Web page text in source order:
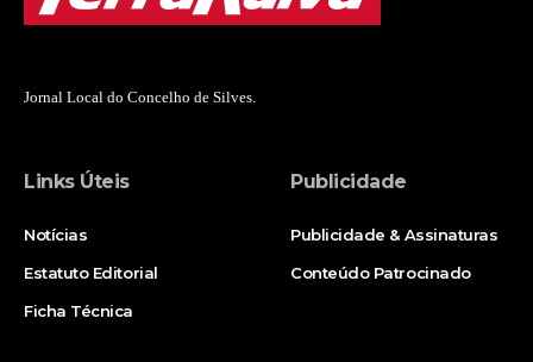
Jornal Local do Concelho de Silves.
Links Úteis
Notícias
Estatuto Editorial
Ficha Técnica
Publicidade
Publicidade & Assinaturas
Conteúdo Patrocinado